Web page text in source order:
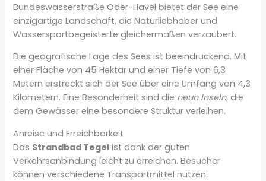
Bundeswasserstraße Oder-Havel bietet der See eine
einzigartige Landschaft, die Naturliebhaber und
Wassersportbegeisterte gleichermaßen verzaubert.
Die geografische Lage des Sees ist beeindruckend. Mit
einer Fläche von 45 Hektar und einer Tiefe von 6,3
Metern erstreckt sich der See über eine Umfang von 4,3
Kilometern. Eine Besonderheit sind die neun Inseln, die
dem Gewässer eine besondere Struktur verleihen.
Anreise und Erreichbarkeit
Das Strandbad Tegel ist dank der guten
Verkehrsanbindung leicht zu erreichen. Besucher
können verschiedene Transportmittel nutzen: